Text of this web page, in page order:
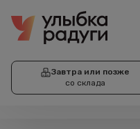
Завтра или позже
со склада